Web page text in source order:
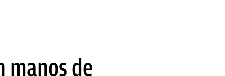
manos de